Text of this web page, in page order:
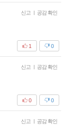
신고 공감 확인
0
1
신고 공감 확인
0
0
신고 공감 확인